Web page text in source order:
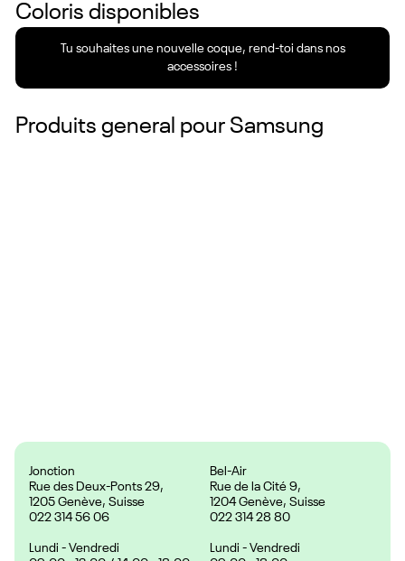
Coloris disponibles
Tu souhaites une nouvelle coque, rend-toi dans nos
accessoires !
Produits general pour Samsung
Jonction
Rue des Deux-Ponts 29,
1205 Genève, Suisse
022 314 56 06
Lundi - Vendredi
Bel-Air
Rue de la Cité 9,
1204 Genève, Suisse
022 314 28 80
Lundi - Vendredi